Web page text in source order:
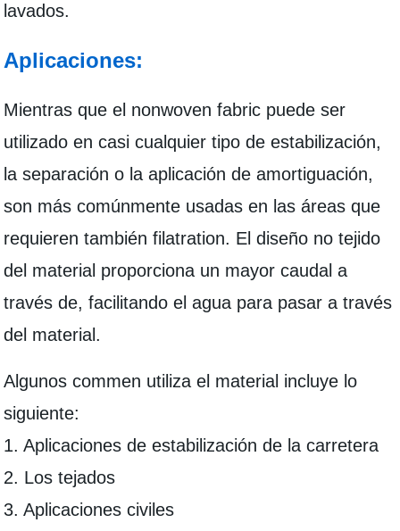
lavados.
Aplicaciones:
Mientras que el nonwoven fabric puede ser
utilizado en casi cualquier tipo de estabilización,
la separación o la aplicación de amortiguación,
son más comúnmente usadas en las áreas que
requieren también filatration. El diseño no tejido
del material proporciona un mayor caudal a
través de, facilitando el agua para pasar a través
del material.
Algunos commen utiliza el material incluye lo
siguiente:
1. Aplicaciones de estabilización de la carretera
2. Los tejados
3. Aplicaciones civiles